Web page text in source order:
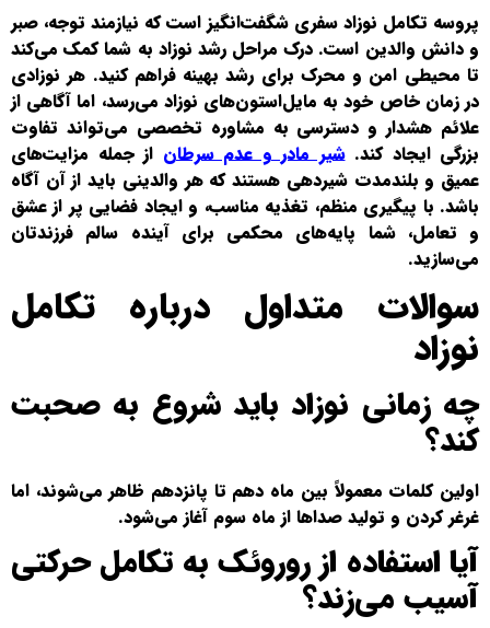
پروسه تکامل نوزاد سفری شگفت‌انگیز است که نیازمند توجه، صبر
و دانش والدین است. درک مراحل رشد نوزاد به شما کمک می‌کند
تا محیطی امن و محرک برای رشد بهینه فراهم کنید. هر نوزادی
در زمان خاص خود به مایل‌استون‌های نوزاد می‌رسد، اما آگاهی از
علائم هشدار و دسترسی به مشاوره تخصصی می‌تواند تفاوت
بزرگی ایجاد کند.شیر مادر و عدم سرطان از جمله مزایت‌های
عمیق و بلندمدت شیردهی هستند که هر والدینی باید از آن آگاه
باشد. با پیگیری منظم، تغذیه مناسب، و ایجاد فضایی پر از عشق
و تعامل، شما پایه‌های محکمی برای آینده سالم فرزندتان
می‌سازید.
سوالات متداول درباره تکامل
نوزاد
چه زمانی نوزاد باید شروع به صحبت
کند؟
اولین کلمات معمولاً بین ماه دهم تا پانزدهم ظاهر می‌شوند، اما
غرغر کردن و تولید صداها از ماه سوم آغاز می‌شود.
آیا استفاده از روروئک به تکامل حرکتی
آسیب می‌زند؟